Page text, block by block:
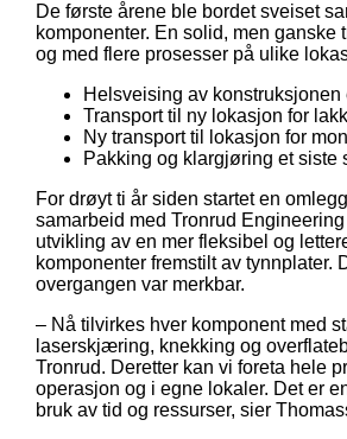
De første årene ble bordet sveiset
komponenter. En solid, men ganske
og med flere prosesser på ulike
Helsveising av konstruksjonen
Transport til ny lokasjon for
Ny transport til lokasjon for
Pakking og klargjøring et siste
For drøyt ti år siden startet en
samarbeid med Tronrud Engineering
utvikling av en mer fleksibel og
komponenter fremstilt av tynnplater.
overgangen var merkbar.
– Nå tilvirkes hver komponent med
laserskjæring, knekking og
Tronrud. Deretter kan vi foreta hele
operasjon og i egne lokaler. Det er
bruk av tid og ressurser, sier